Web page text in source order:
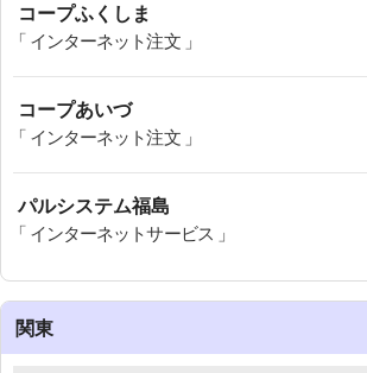
コープふくしま
「 インターネット注文 」
コープあいづ
「 インターネット注文 」
パルシステム福島
「 インターネットサービス 」
関東